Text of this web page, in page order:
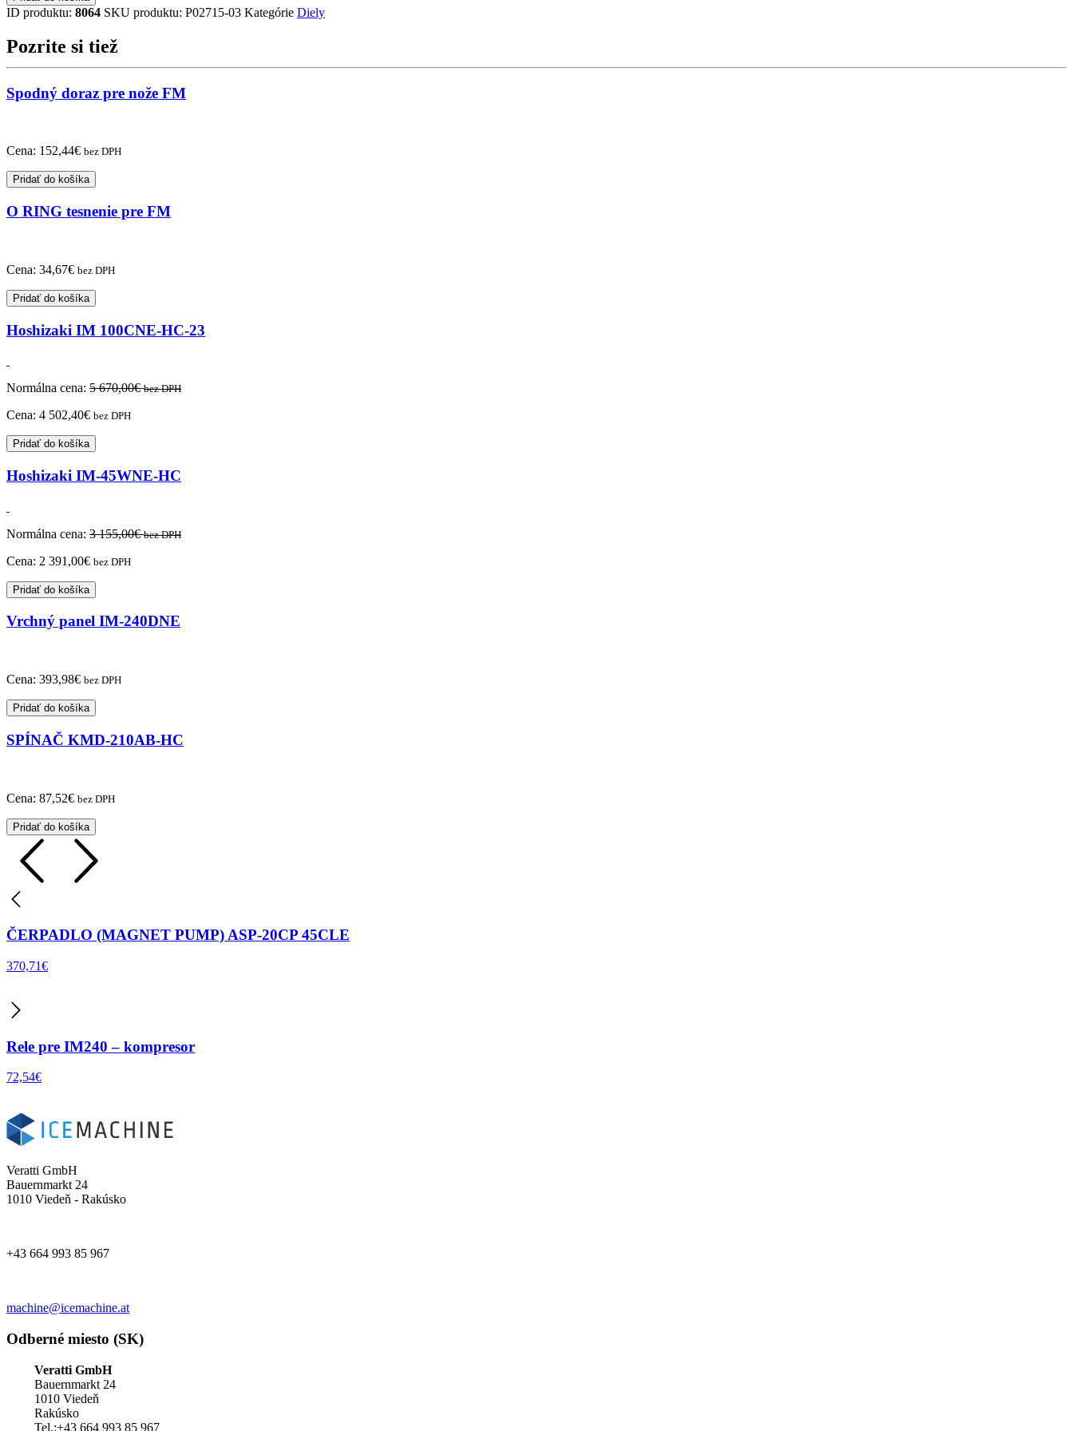
(magnet
pump)
352BHZ1S
ID produktu: 8064 SKU produktu: P02715-03 Kategórie Diely
Pozrite si tiež
Spodný doraz pre nože FM
Cena: 152,44€ bez DPH
Pridať do košíka
O RING tesnenie pre FM
Cena: 34,67€ bez DPH
Pridať do košíka
Hoshizaki IM 100CNE-HC-23
Normálna cena: 5 670,00€ bez DPH
Cena: 4 502,40€ bez DPH
Pridať do košíka
Hoshizaki IM-45WNE-HC
Normálna cena: 3 155,00€ bez DPH
Cena: 2 391,00€ bez DPH
Pridať do košíka
Vrchný panel IM-240DNE
Cena: 393,98€ bez DPH
Pridať do košíka
SPÍNAČ KMD-210AB-HC
Cena: 87,52€ bez DPH
Pridať do košíka
ČERPADLO (MAGNET PUMP) ASP-20CP 45CLE
370,71€
Rele pre IM240 – kompresor
72,54€
Veratti GmbH
Bauernmarkt 24
1010 Viedeň - Rakúsko
+43 664 993 85 967
machine@icemachine.at
Odberné miesto (SK)
Veratti GmbH
Bauernmarkt 24
1010 Viedeň
Rakúsko
Tel.:+43 664 993 85 967